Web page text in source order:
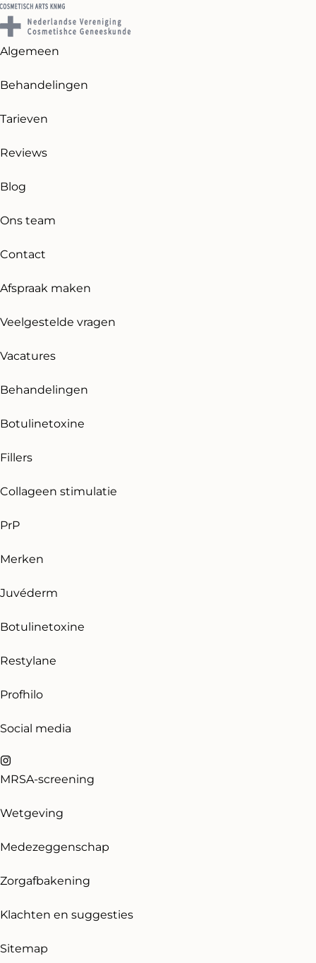
Algemeen
Behandelingen
Tarieven
Reviews
Blog
Ons team
Contact
Afspraak maken
Veelgestelde vragen
Vacatures
Behandelingen
Botulinetoxine
Fillers
Collageen stimulatie
PrP
Merken
Juvéderm
Botulinetoxine
Restylane
Profhilo
Social media
MRSA-screening
Wetgeving
Medezeggenschap
Zorgafbakening
Klachten en suggesties
Sitemap